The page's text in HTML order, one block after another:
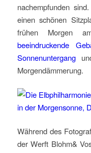
nachempfunden
einen schönen
frühen Morgen
beeindruckende
Sonnenuntergang
Morgendämmerung.
Während des
der Werft Blohm&